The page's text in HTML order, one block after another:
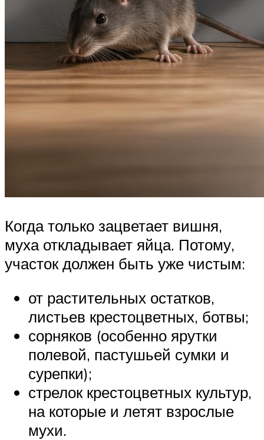
Когда только зацветает вишня,
муха откладывает яйца. Потому,
участок должен быть уже чистым:
от растительных остатков,
листьев крестоцветных, ботвы;
сорняков (особенно ярутки
полевой, пастушьей сумки и
сурепки);
стрелок крестоцветных культур,
на которые и летят взрослые
мухи.